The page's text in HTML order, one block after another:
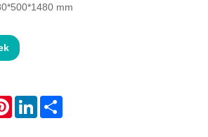
mm
PinterestLinkedIn